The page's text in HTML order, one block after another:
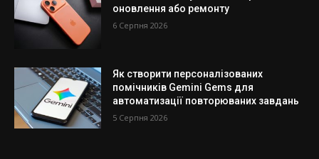
оновлення або ремонту
6 Серпня 2026
Як створити персоналізованих
помічників Gemini Gems для
автоматизації повторюваних завдань
5 Серпня 2026